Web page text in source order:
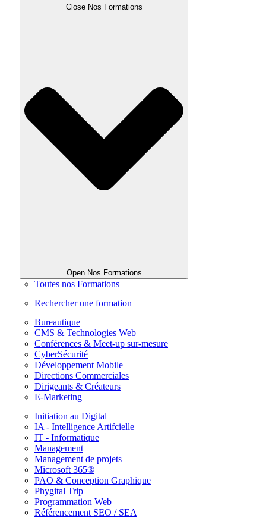
Close Nos Formations
Open Nos Formations
Toutes nos Formations
Rechercher une formation
Bureautique
CMS & Technologies Web
Conférences & Meet-up sur-mesure
CyberSécurité
Développement Mobile
Directions Commerciales
Dirigeants & Créateurs
E-Marketing
Initiation au Digital
IA - Intelligence Artifcielle
IT - Informatique
Management
Management de projets
Microsoft 365®
PAO & Conception Graphique
Phygital Trip
Programmation Web
Référencement SEO / SEA